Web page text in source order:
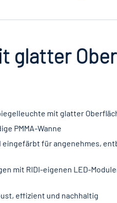
glatter
mit glatter
PMMA-Wanne
eingefärbt für angenehmes,
mit RIDI-eigenen LED-
effizient und nachhaltig